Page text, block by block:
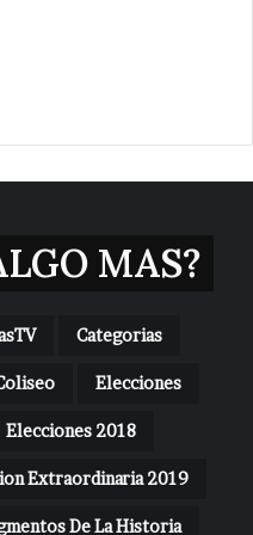
MAS?
Categorias
Elecciones
Elecciones 2018
Extraordinaria 2019
De La Historia